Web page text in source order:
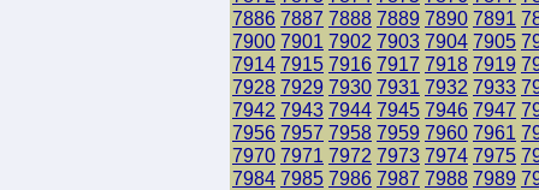
7886 7887 7888 7889 7890 7891
7900 7901 7902 7903 7904 7905
7914 7915 7916 7917 7918 7919
7928 7929 7930 7931 7932 7933
7942 7943 7944 7945 7946 7947
7956 7957 7958 7959 7960 7961
7970 7971 7972 7973 7974 7975
7984 7985 7986 7987 7988 7989